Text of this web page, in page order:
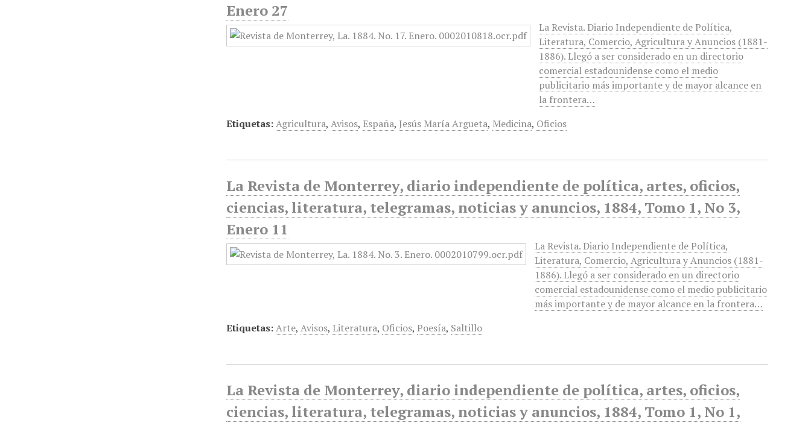
Enero 27
La Revista. Diario Independiente de Política,
Literatura, Comercio, Agricultura y Anuncios (1881-
1886). Llegó a ser considerado en un directorio
comercial estadounidense como el medio
publicitario más importante y de mayor alcance en
la frontera…
Etiquetas:Agricultura,Avisos, España, Jesús María Argueta, Medicina, Oficios
La Revista de Monterrey, diario independiente de política, artes, oficios,
ciencias, literatura, telegramas, noticias y anuncios, 1884, Tomo 1, No 3,
Enero 11
La Revista. Diario Independiente de Política,
Literatura, Comercio, Agricultura y Anuncios (1881-
1886). Llegó a ser considerado en un directorio
comercial estadounidense como el medio publicitario
más importante y de mayor alcance en la frontera…
Etiquetas:Arte,Avisos, Literatura, Oficios, Poesía, Saltillo
La Revista de Monterrey, diario independiente de política, artes, oficios,
ciencias, literatura, telegramas, noticias y anuncios, 1884, Tomo 1, No 1,